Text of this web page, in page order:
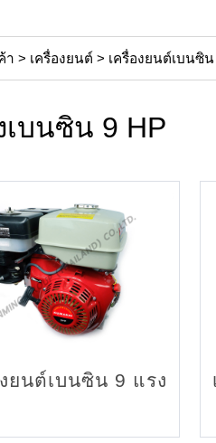
า > เครื่องยนต์ > เครื่องยนต์เบนซิน
เบนซิน 9 HP
ยนต์เบนซิน 9 แรง